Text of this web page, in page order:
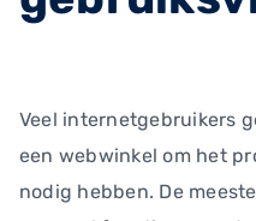
Veel internetgebruikers
een webwinkel om het
nodig hebben. De